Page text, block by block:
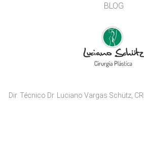
BLOG
Dir. Técnico Dr. Luciano Vargas Schütz,